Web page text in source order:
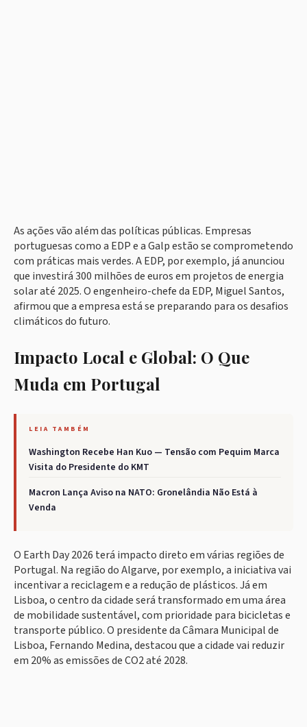
As ações vão além das políticas públicas. Empresas
portuguesas como a EDP e a Galp estão se comprometendo
com práticas mais verdes. A EDP, por exemplo, já anunciou
que investirá 300 milhões de euros em projetos de energia
solar até 2025. O engenheiro-chefe da EDP, Miguel Santos,
afirmou que a empresa está se preparando para os desafios
climáticos do futuro.
Impacto Local e Global: O Que
Muda em Portugal
LEIA TAMBÉM
Washington Recebe Han Kuo — Tensão com Pequim Marca
Visita do Presidente do KMT
Macron Lança Aviso na NATO: Gronelândia Não Está à
Venda
O Earth Day 2026 terá impacto direto em várias regiões de
Portugal. Na região do Algarve, por exemplo, a iniciativa vai
incentivar a reciclagem e a redução de plásticos. Já em
Lisboa, o centro da cidade será transformado em uma área
de mobilidade sustentável, com prioridade para bicicletas e
transporte público. O presidente da Câmara Municipal de
Lisboa, Fernando Medina, destacou que a cidade vai reduzir
em 20% as emissões de CO2 até 2028.